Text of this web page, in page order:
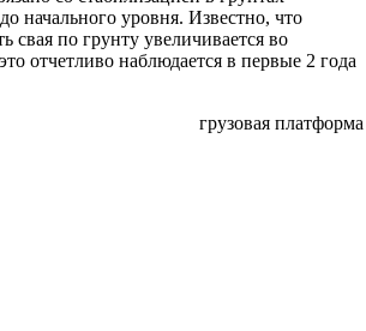
начального уровня. Известно, что
свая по грунту увеличивается во
отчетливо наблюдается в первые 2 года